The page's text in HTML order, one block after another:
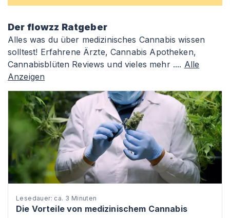
Der flowzz Ratgeber
Alles was du über medizinisches Cannabis wissen
solltest! Erfahrene Ärzte, Cannabis Apotheken,
Cannabisblüten Reviews und vieles mehr .... Alle
Anzeigen
Lesedauer: ca. 3 Minuten
Die Vorteile von medizinischem Cannabis